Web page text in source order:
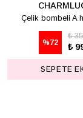
Çelik bombeli A
%72
₺
₺
SEPETE